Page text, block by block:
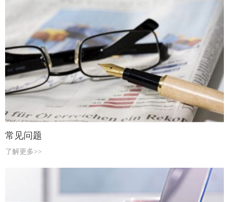
常见问题
了解更多>>